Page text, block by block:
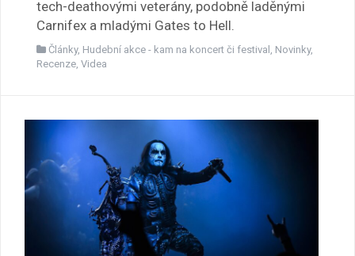
tech-deathovými veterány, podobně laděnými
Carnifex a mladými Gates to Hell.
Články, Hudební akce - kam na koncert či festival Novinky,
Recenze Videa